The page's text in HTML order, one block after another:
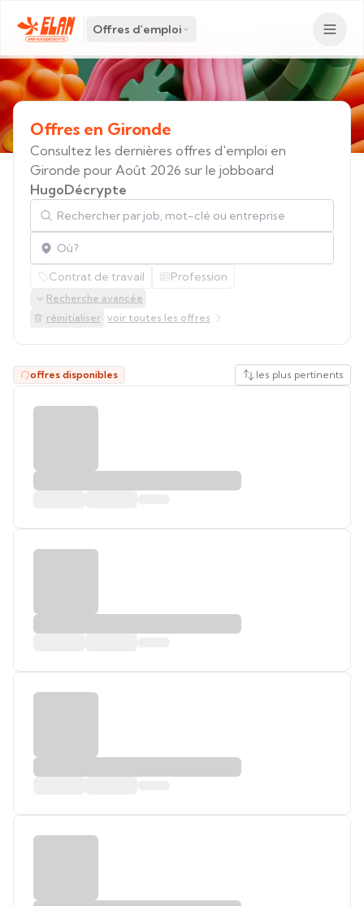
Offres d'emploi
Offres en Gironde
Consultez les dernières offres d'emploi en
Gironde pour Août 2026 sur le jobboard
HugoDécrypte
Rechercher par job, mot-clé ou entreprise
Localisation
Contrat de travail Profession
Recherche avancée
réinitialiser voir toutes les offres
offres disponibles les plus pertinents